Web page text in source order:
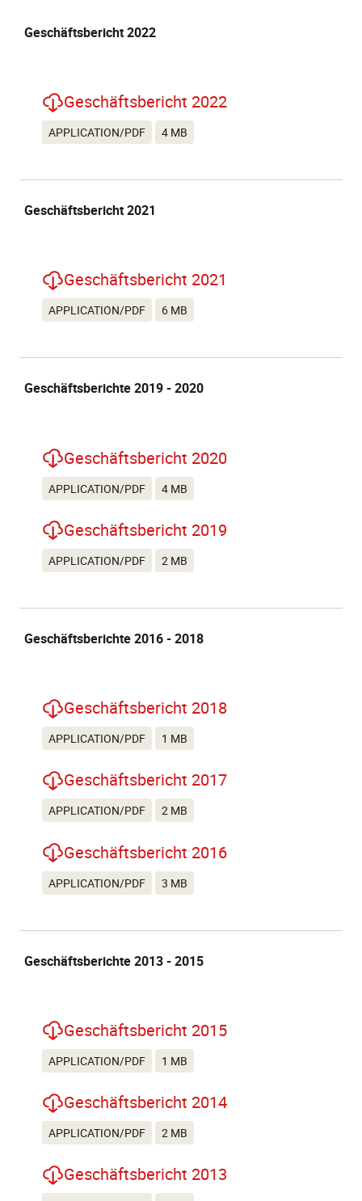
Geschäftsbericht 2022
Geschäftsbericht 2022
APPLICATION/PDF 4 MB
Geschäftsbericht 2021
Geschäftsbericht 2021
APPLICATION/PDF 6 MB
Geschäftsberichte 2019 - 2020
Geschäftsbericht 2020
APPLICATION/PDF 4 MB
Geschäftsbericht 2019
APPLICATION/PDF 2 MB
Geschäftsberichte 2016 - 2018
Geschäftsbericht 2018
APPLICATION/PDF 1 MB
Geschäftsbericht 2017
APPLICATION/PDF 2 MB
Geschäftsbericht 2016
APPLICATION/PDF 3 MB
Geschäftsberichte 2013 - 2015
Geschäftsbericht 2015
APPLICATION/PDF 1 MB
Geschäftsbericht 2014
APPLICATION/PDF 2 MB
Geschäftsbericht 2013